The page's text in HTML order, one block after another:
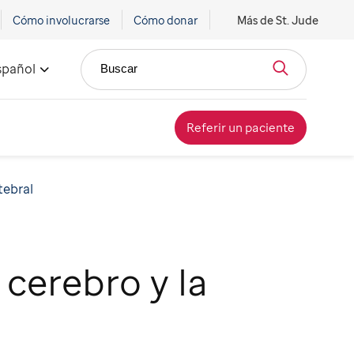
Cómo involucrarse Cómo donar Más de St. Jude
Buscar
Referir un paciente
y la